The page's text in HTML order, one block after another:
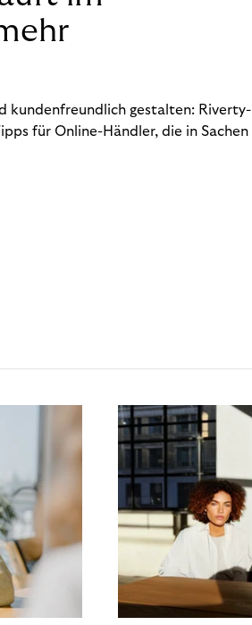
kundenfreundlich gestalten: Riverty-
für Online-Händler, die in Sachen